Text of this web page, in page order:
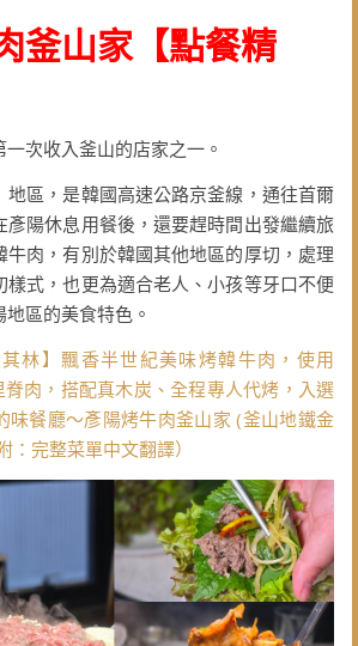
釜山家【點餐精
次收入釜山的店家之一。
地區，是韓國高速公路京釜線，通往首爾
彥陽休息用餐後，還要趕時間出發繼續旅
牛肉，有別於韓國其他地區的厚切，處理
樣式，也更為適合老人、小孩等牙口不便
區的美食特色。
其林】飄香半世紀美味烤韓牛肉，使用
肉，搭配真木炭、全程專人代烤，入選
味餐廳～彥陽烤牛肉釜山家 (釜山地鐵金
：完整菜單中文翻譯）